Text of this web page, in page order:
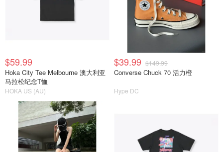
$59.99
Hoka City Tee Melbourne 澳大利亚
马拉松纪念T恤
HOKA US (AU)
$39.99 $149.99
Converse Chuck 70 活力橙
Hype DC